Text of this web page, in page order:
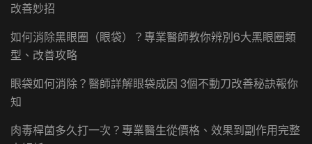
改善妙招
如何消除黑眼圈（眼袋）？專業醫師教你辨別6大黑眼圈類
型、改善攻略
眼袋如何消除？醫師詳解眼袋成因 3個不動刀改善秘訣報你
知
肉毒桿菌多久打一次？專業醫生從價格、效果到副作用完整